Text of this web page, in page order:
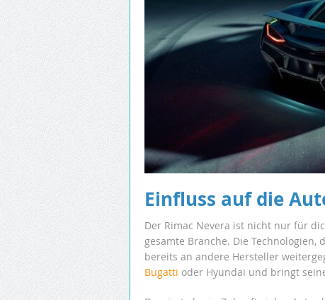
Einfluss auf die
Der Rimac Nevera ist nicht nur für
gesamte Branche. Die Technologien,
bereits an andere Hersteller
Bugatti oder Hyundai und bringt